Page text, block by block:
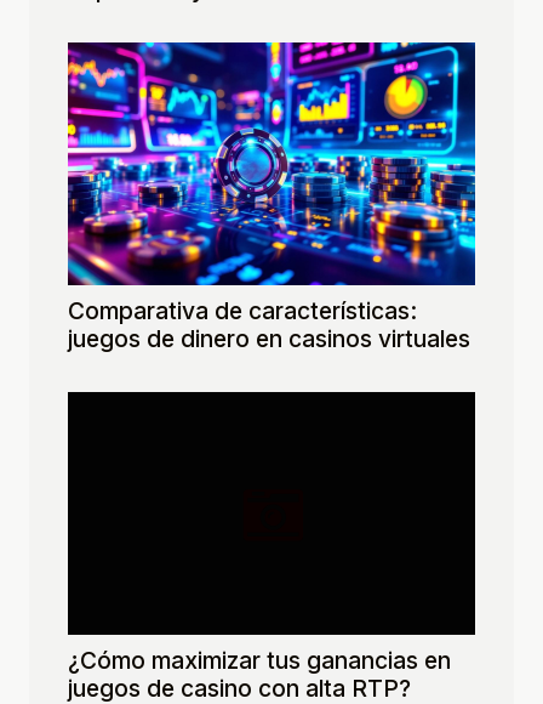
Comparativa de características:
juegos de dinero en casinos virtuales
¿Cómo maximizar tus ganancias en
juegos de casino con alta RTP?